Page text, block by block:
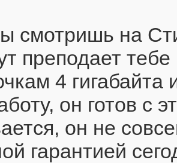
смотришь на
преподает
4
он готов с
он не
гарантией